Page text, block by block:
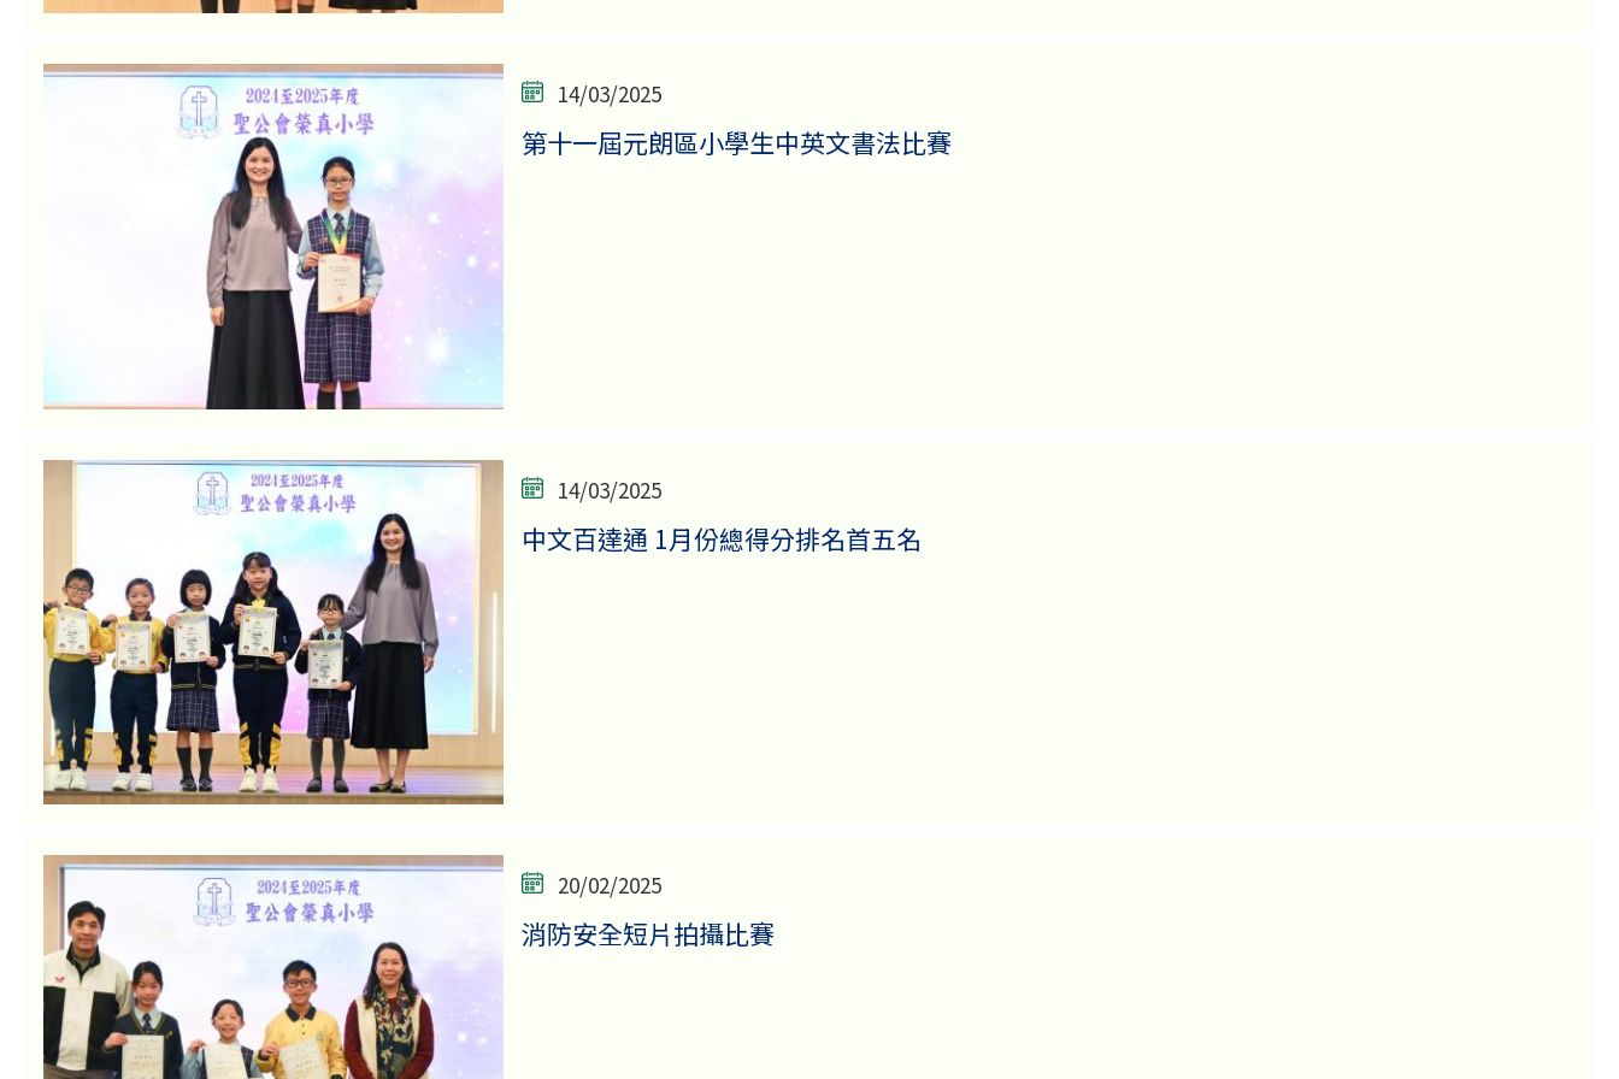
14/03/2025
第十一屆元朗區小學生中英文書法比賽
14/03/2025
中文百達通 1月份總得分排名首五名
20/02/2025
消防安全短片拍攝比賽